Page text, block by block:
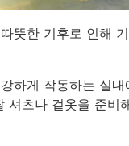
뜻한 기후로 인해
하게 작동하는 실
셔츠나 겉옷을 준비